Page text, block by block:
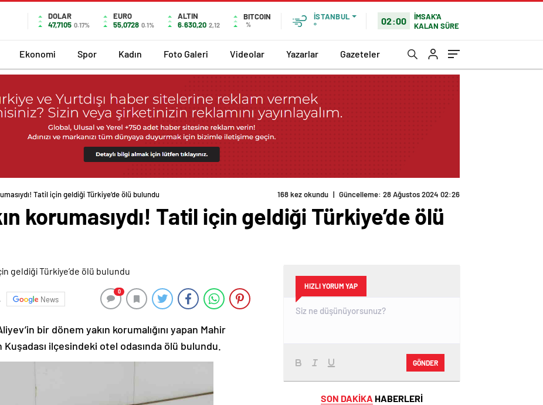
DOLAR
47,7105 0.17%
EURO
55,0728 0.1%
ALTIN
6.630,20 2,12
BITCOIN
%
İSTANBUL
°
02:00
İMSAK'A
KALAN SÜRE
Ekonomi Spor Kadın Foto Galeri Videolar Yazarlar Gazeteler
Tatil için geldiği Türkiye’de ölü bulundu 168 kez okundu | Güncelleme: 28 Ağustos 2024 02:26
korumasıydı! Tatil için geldiği Türkiye’de ölü
News
0
bir dönem yakın korumalığını yapan Mahir
Kuşadası ilçesindeki otel odasında ölü bulundu.
HIZLI YORUM YAP
GÖNDER
SON DAKİKA HABERLERİ